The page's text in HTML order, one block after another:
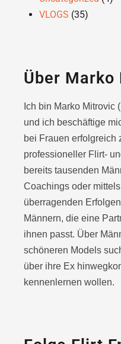
VLOGS (35)
Über
Ich bin Marko Mitrovic
und ich beschäftige
bei Frauen erfolgreich
professioneller Flirt-
bereits tausenden
Coachings oder
überragenden
Männern, die eine
ihnen passt. Über
schöneren Models
über ihre Ex
kennenlernen wollen.